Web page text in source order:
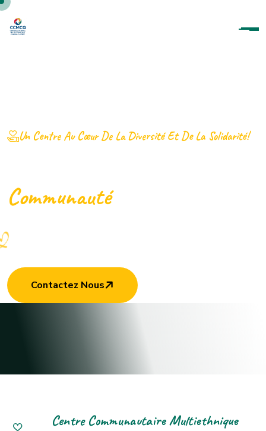
Un Centre Au Cœur De La Diversité Et De La Solidarité!
CommunautéQuébécoise
Contactez Nous
Centre Communautaire Multiethnique